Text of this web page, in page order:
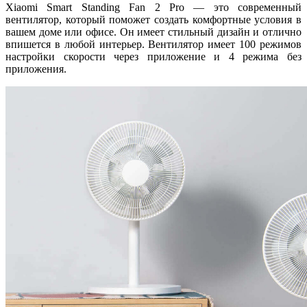
Xiaomi Smart Standing Fan 2 Pro — это современный
вентилятор, который поможет создать комфортные условия в
вашем доме или офисе. Он имеет стильный дизайн и отлично
впишется в любой интерьер. Вентилятор имеет 100 режимов
настройки скорости через приложение и 4 режима без
приложения.